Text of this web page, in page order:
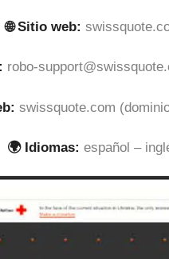
🌐 Sitio web:
robo-
swissquote.com
🌍 Idiomas: español –